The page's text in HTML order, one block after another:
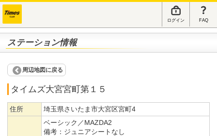
ログイン FAQ
ステーション情報
周辺地図に戻る
タイムズ大宮宮町第１５
住所 埼玉県さいたま市大宮区宮町4
ベーシック／MAZDA2
備考： ジュニアシートなし